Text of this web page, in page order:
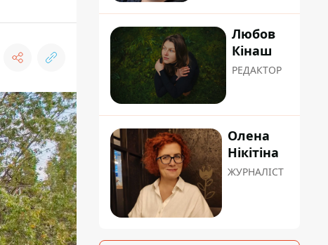
Любов
Кінаш
РЕДАКТОР
Олена
Нікітіна
ЖУРНАЛІСТ